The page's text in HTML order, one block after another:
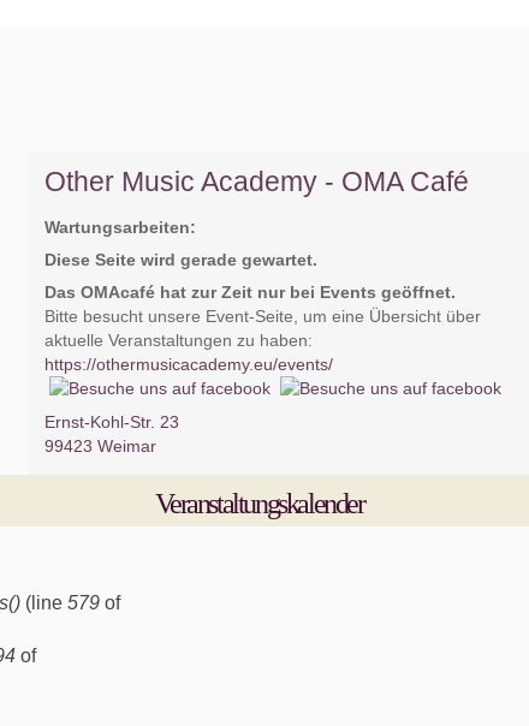
Other Music Academy - OMA Café
Wartungsarbeiten:
Diese Seite wird gerade gewartet.
Das OMAcafé hat zur Zeit nur bei Events geöffnet.
Bitte besucht unsere Event-Seite, um eine Übersicht über
aktuelle Veranstaltungen zu haben:
https://othermusicacademy.eu/events/
Ernst-Kohl-Str. 23
99423 Weimar
Veranstaltungskalender
(line 579 of
of